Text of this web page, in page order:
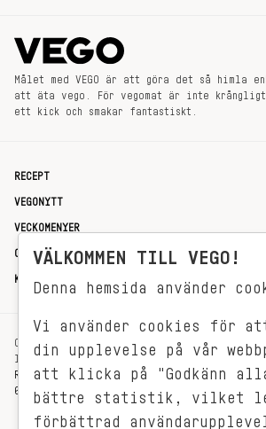
Målet med VEGO är att göra det så himla
att äta vego. För vegomat är inte
ett kick och smakar fantastiskt.
RECEPT
VEGONYTT
VECKOMENYER
OM OSS
KONTAKT
OXENSTIERNSGATAN 33
114 27 STOCKHOLM
REDAKTIONEN@VEGOMAGASINET.SE
08-799 62 01
VÄLKOMMEN TILL VEGO!
Denna hemsida använder
Vi använder cookies för
din upplevelse på vår
att klicka på "Godkänn
bättre statistik, vilket
förbättrad